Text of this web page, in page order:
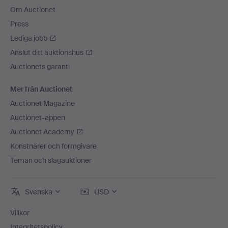
Om Auctionet
Press
Lediga jobb
Anslut ditt auktionshus
Auctionets garanti
Mer från Auctionet
Auctionet Magazine
Auctionet-appen
Auctionet Academy
Konstnärer och formgivare
Teman och slagauktioner
Svenska USD
Villkor